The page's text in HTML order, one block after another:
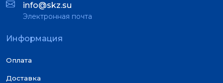
info@skz.su
Электронная почта
Информация
Оплата
Доставка